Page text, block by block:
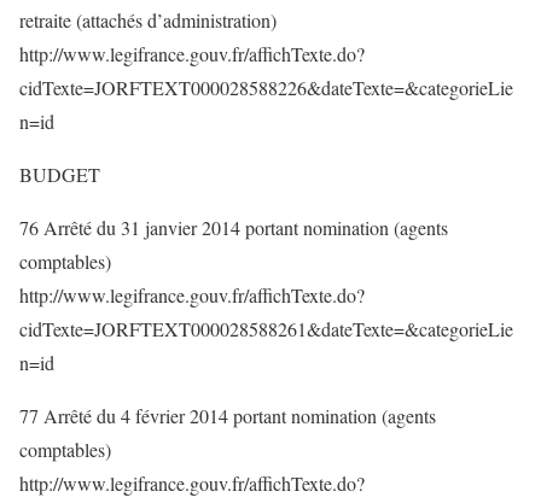
retraite (attachés d’administration)
http://www.legifrance.gouv.fr/affichTexte.do?
cidTexte=JORFTEXT000028588226&dateTexte=&categorieLie
n=id
BUDGET
76 Arrêté du 31 janvier 2014 portant nomination (agents
comptables)
http://www.legifrance.gouv.fr/affichTexte.do?
cidTexte=JORFTEXT000028588261&dateTexte=&categorieLie
n=id
77 Arrêté du 4 février 2014 portant nomination (agents
comptables)
http://www.legifrance.gouv.fr/affichTexte.do?